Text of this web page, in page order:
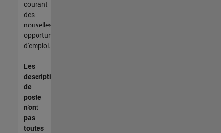
courant
des
nouvelles
opportunités
d'emploi.
Les
descriptions
de
poste
n’ont
pas
toutes